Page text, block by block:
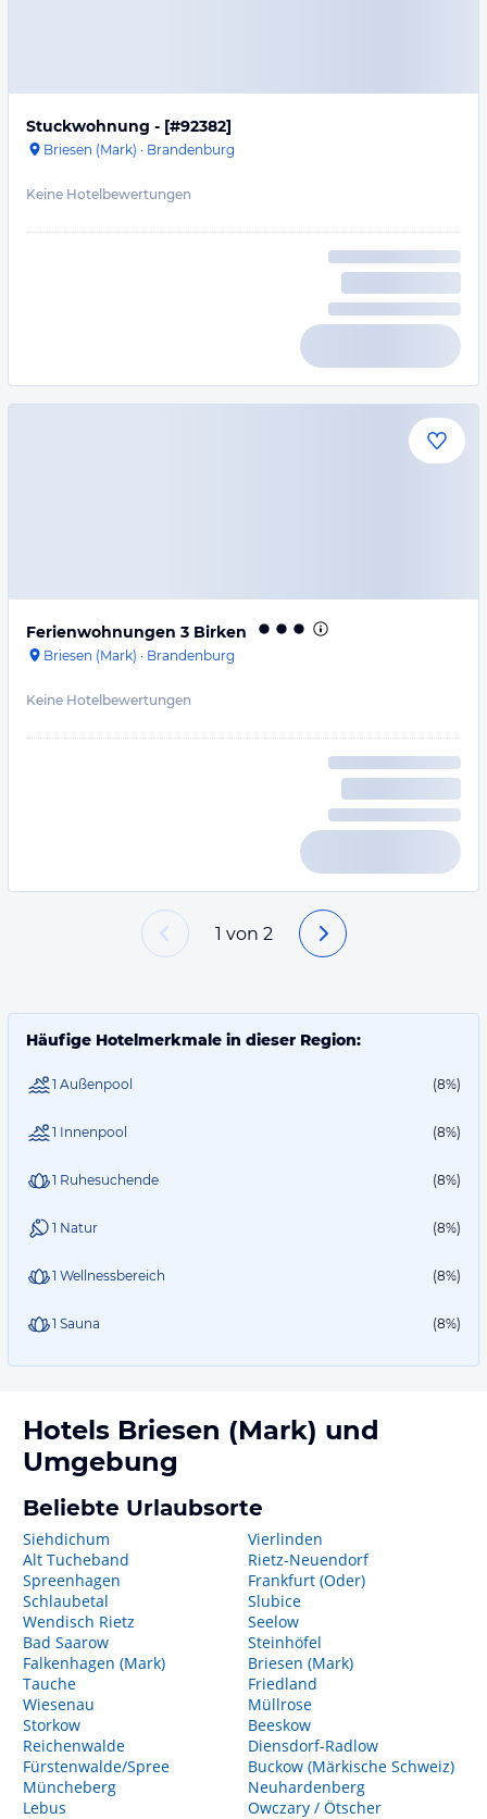
Stuckwohnung - [#92382]
Briesen (Mark) · Brandenburg
Keine Hotelbewertungen
Ferienwohnungen 3 Birken
Briesen (Mark) · Brandenburg
Keine Hotelbewertungen
1 von 2
Häufige Hotelmerkmale in dieser Region:
1 Außenpool (8%)
1 Innenpool (8%)
1 Ruhesuchende (8%)
1 Natur (8%)
1 Wellnessbereich (8%)
1 Sauna (8%)
Hotels Briesen (Mark) und
Umgebung
Beliebte Urlaubsorte
Siehdichum
Alt Tucheband
Spreenhagen
Schlaubetal
Wendisch Rietz
Bad Saarow
Falkenhagen (Mark)
Tauche
Wiesenau
Storkow
Reichenwalde
Fürstenwalde/Spree
Müncheberg
Lebus
Vierlinden
Rietz-Neuendorf
Frankfurt (Oder)
Slubice
Seelow
Steinhöfel
Briesen (Mark)
Friedland
Müllrose
Beeskow
Diensdorf-Radlow
Buckow (Märkische Schweiz)
Neuhardenberg
Owczary / Ötscher